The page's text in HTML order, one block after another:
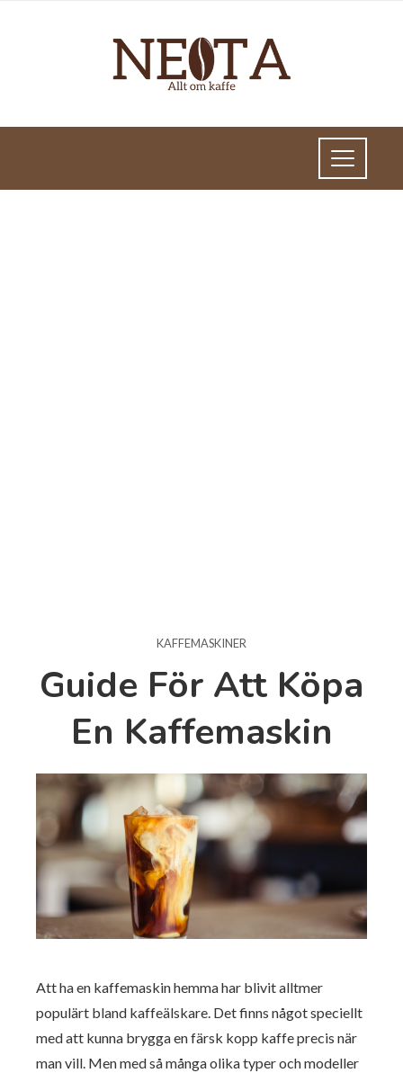
KAFFEMASKINER
Guide För Att Köpa
En Kaffemaskin
Att ha en kaffemaskin hemma har blivit alltmer
populärt bland kaffeälskare. Det finns något speciellt
med att kunna brygga en färsk kopp kaffe precis när
man vill. Men med så många olika typer och modeller